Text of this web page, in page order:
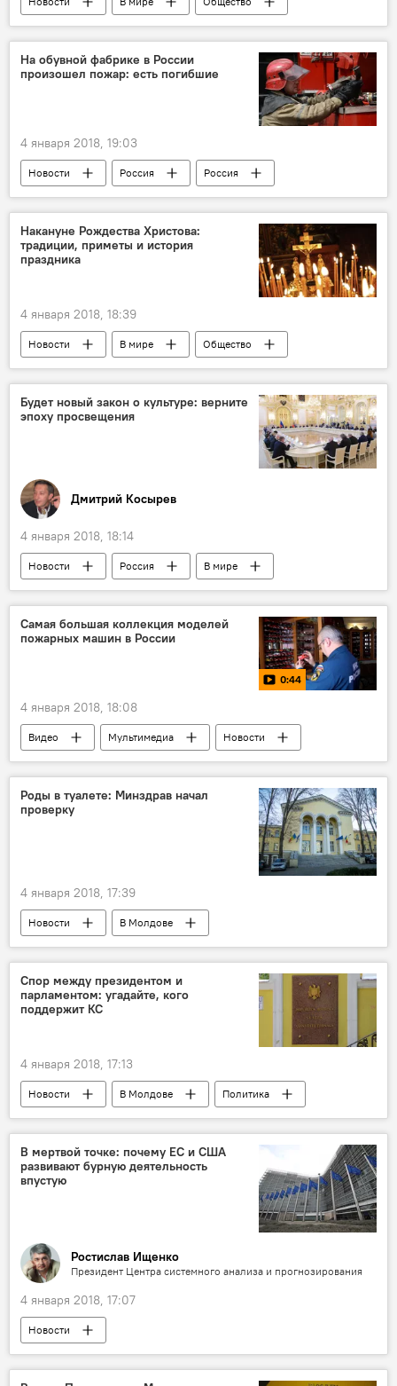
США
Дональд Трамп
Иванка Трамп
прическа
секрет
волосы
лысина
На обувной фабрике в России
произошел пожар: есть погибшие
4 января 2018, 19:03
Новости Россия
Россия
пожар
погибшие
жертвы
обувная фабрика
Накануне Рождества Христова:
традиции, приметы и история
праздника
4 января 2018, 18:39
Новости В мире Общество
Будет новый закон о культуре: верните
эпоху просвещения
Дмитрий Косырев
4 января 2018, 18:14
Новости Россия
В мире
закон
Культура
Самая большая коллекция моделей
пожарных машин в России
0:44
4 января 2018, 18:08
Видео Мультимедиа
Новости
Россия
Уфа
коллекция
пожарные машины
Роды в туалете: Минздрав начал
проверку
4 января 2018, 17:39
Новости
В Молдове
Происшествия
Республика Молдова
Институт матери и ребенка
проверка
Спор между президентом и
парламентом: угадайте, кого
поддержит КС
4 января 2018, 17:13
Новости В Молдове
Политика
Россия
Республика Молдова
Сергей Сырбу
Игорь Додон
Конституционный суд
закон
В мертвой точке: почему ЕС и США
развивают бурную деятельность
впустую
Ростислав Ищенко
Президент Центра системного анализа и прогнозирования
4 января 2018, 17:07
Новости